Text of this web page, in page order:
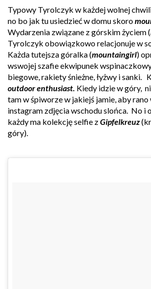
Typowy Tyrolczyk w każdej wolnej
no bo jak tu usiedzieć w domu skoro
Wydarzenia związane z górskim życiem (
Tyrolczyk obowiązkowo relacjonuje w
Każda tutejsza góralka (mountaingirl)
wswojej szafie ekwipunek
biegowe, rakiety śnieżne, łyżwy i sanki.
outdoor enthusiast. Kiedy idzie w góry,
tam w śpiworze w jakiejś jamie, aby rano
instagram zdjęcia wschodu slońca. No i
każdy ma kolekcję selfie zGipfelkreuz
góry).